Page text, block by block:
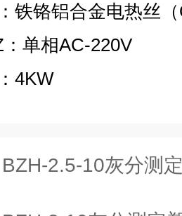
铁铬铝合金电热丝
单相AC-220V
4KW
BZH-2.5-10灰分测